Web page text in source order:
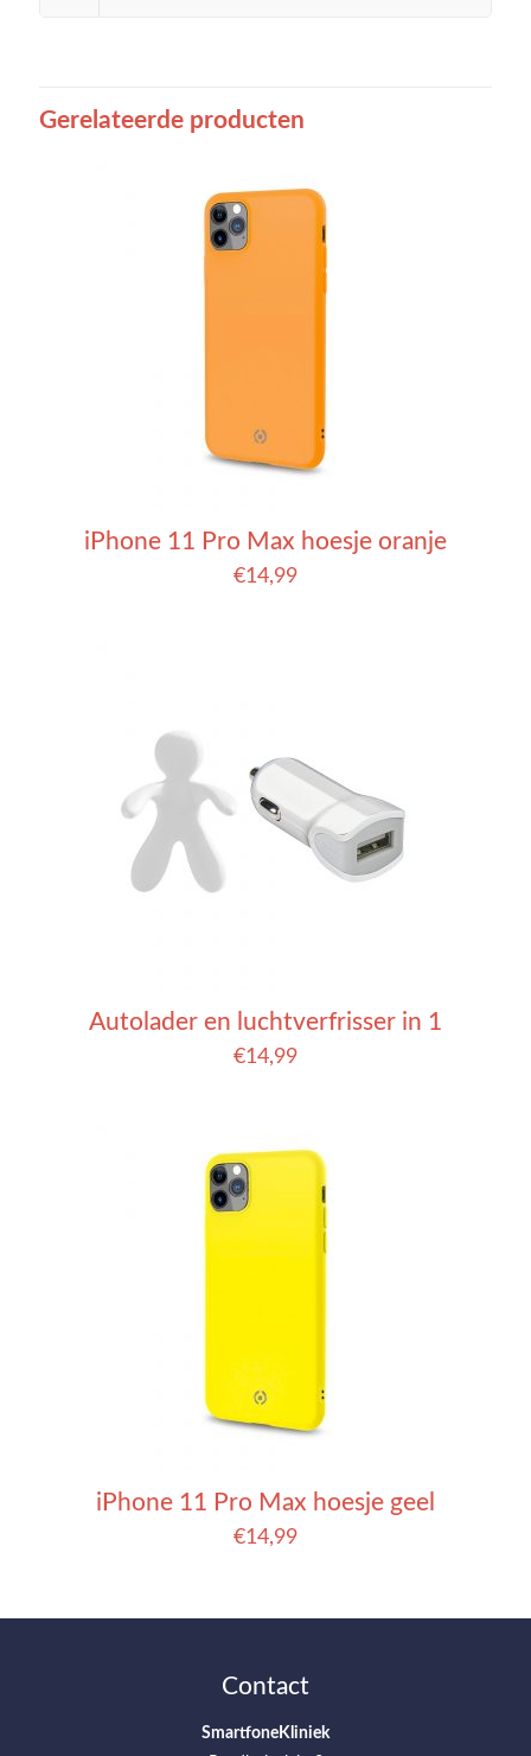
Gerelateerde producten
iPhone 11 Pro Max hoesje oranje
€14,99
Autolader en luchtverfrisser in 1
€14,99
iPhone 11 Pro Max hoesje geel
€14,99
Contact
SmartfoneKliniek